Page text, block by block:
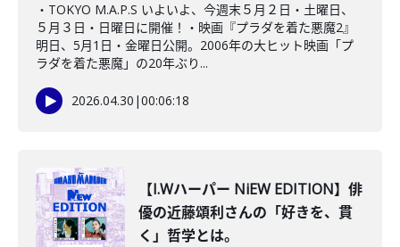
・TOKYO M.A.P.S いよいよ、今週末５月２日・土曜日、
５月３日・日曜日に開催！・映画『プラダを着た悪魔2』
明日、5月1日・金曜日公開。2006年の大ヒット映画「プ
ラダを着た悪魔」の20年ぶり...
2026.04.30 |00:06:18
【I.Wハーパー NiEW EDITION】俳
優の近藤頌利さんの「好きを、貫
く」哲学とは。